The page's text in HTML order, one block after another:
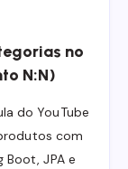
no
N:N)
do YouTube
com
JPA e